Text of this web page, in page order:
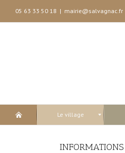
05 63 33 50 18 | mairie@salvagnac.fr
Le village